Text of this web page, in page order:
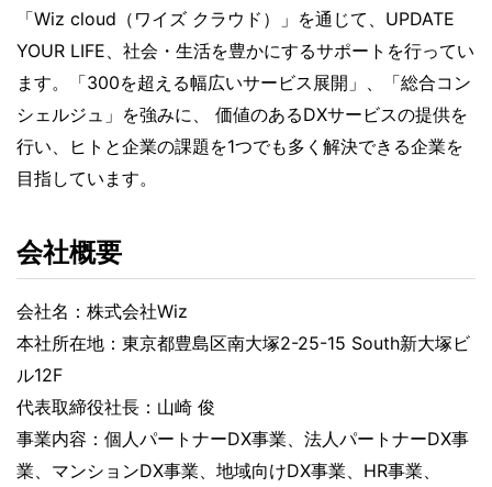
「Wiz cloud（ワイズ クラウド）」を通じて、UPDATE
YOUR LIFE、社会・⽣活を豊かにするサポートを⾏ってい
ます。「300を超える幅広いサービス展開」、「総合コン
シェルジュ」を強みに、 価値のあるDXサービスの提供を
⾏い、ヒトと企業の課題を1つでも多く解決できる企業を
⽬指しています。
会社概要
会社名：株式会社Wiz
本社所在地：東京都豊島区南⼤塚2-25-15 South新⼤塚ビ
ル12F
代表取締役社⻑：⼭崎 俊
事業内容：個人パートナーDX事業、法人パートナーDX事
業、マンションDX事業、地域向けDX事業、HR事業、